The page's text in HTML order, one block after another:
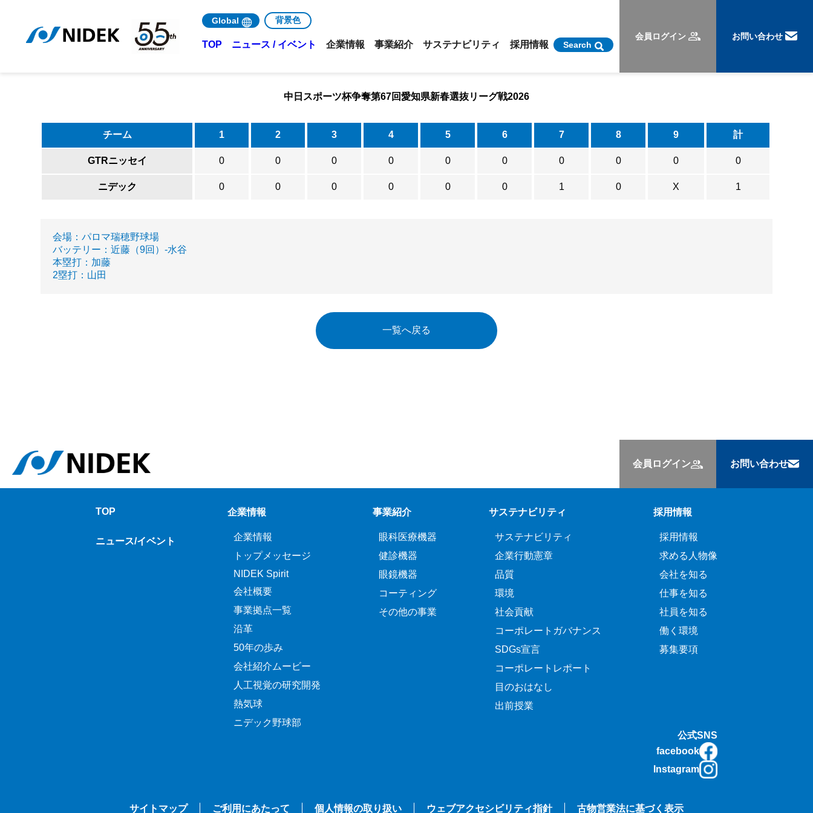
Global 背景色
TOP ニュース / イベント 企業情報 事業紹介 サステナビリティ 採用情報 Search
会員ログイン お問い合わせ
中日スポーツ杯争奪第67回愛知県新春選抜リーグ戦2026
チーム 1 2 3 4 5 6 7 8 9 計
GTRニッセイ 0 0 0 0 0 0 0 0 0 0
ニデック 0 0 0 0 0 0 1 0 X 1
会場：パロマ瑞穂野球場
バッテリー：近藤（9回）-水谷
本塁打：加藤
2塁打：山田
一覧へ戻る
会員ログイン お問い合わせ
TOP
ニュース/イベント
企業情報
企業情報
トップメッセージ
NIDEK Spirit
会社概要
事業拠点一覧
沿革
50年の歩み
会社紹介ムービー
人工視覚の研究開発
熱気球
ニデック野球部
事業紹介
眼科医療機器
健診機器
眼鏡機器
コーティング
その他の事業
サステナビリティ
サステナビリティ
企業行動憲章
品質
環境
社会貢献
コーポレートガバナンス
SDGs宣言
コーポレートレポート
目のおはなし
出前授業
採用情報
採用情報
求める人物像
会社を知る
仕事を知る
社員を知る
働く環境
募集要項
公式SNS
facebook
Instagram
サイトマップ ご利用にあたって 個人情報の取り扱い ウェブアクセシビリティ指針 古物営業法に基づく表示